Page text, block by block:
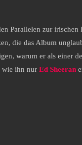
Parallelen zur
die das Album
warum er als einer
wie ihn nur Ed Sheeran